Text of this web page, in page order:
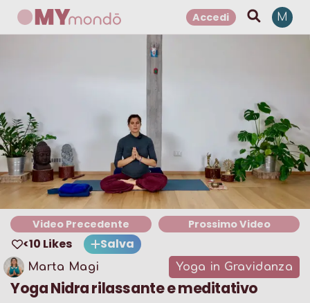
Accedi M
Video Precedente Prossimo Video
<10 Likes Salva
Marta Magi Yoga in Gravidanza
Yoga Nidra rilassante e meditativo